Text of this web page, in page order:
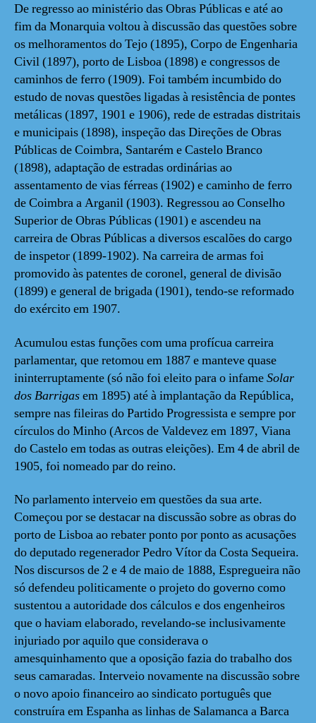
De regresso ao ministério das Obras Públicas e até ao
fim da Monarquia voltou à discussão das questões sobre
os melhoramentos do Tejo (1895), Corpo de Engenharia
Civil (1897), porto de Lisboa (1898) e congressos de
caminhos de ferro (1909). Foi também incumbido do
estudo de novas questões ligadas à resistência de pontes
metálicas (1897, 1901 e 1906), rede de estradas distritais
e municipais (1898), inspeção das Direções de Obras
Públicas de Coimbra, Santarém e Castelo Branco
(1898), adaptação de estradas ordinárias ao
assentamento de vias férreas (1902) e caminho de ferro
de Coimbra a Arganil (1903). Regressou ao Conselho
Superior de Obras Públicas (1901) e ascendeu na
carreira de Obras Públicas a diversos escalões do cargo
de inspetor (1899-1902). Na carreira de armas foi
promovido às patentes de coronel, general de divisão
(1899) e general de brigada (1901), tendo-se reformado
do exército em 1907.
Acumulou estas funções com uma profícua carreira
parlamentar, que retomou em 1887 e manteve quase
ininterruptamente (só não foi eleito para o infameSolar
dos Barrigasem 1895) até à implantação da República,
sempre nas fileiras do Partido Progressista e sempre por
círculos do Minho (Arcos de Valdevez em 1897, Viana
do Castelo em todas as outras eleições). Em 4 de abril de
1905, foi nomeado par do reino.
No parlamento interveio em questões da sua arte.
Começou por se destacar na discussão sobre as obras do
porto de Lisboa ao rebater ponto por ponto as acusações
do deputado regenerador Pedro Vítor da Costa Sequeira.
Nos discursos de 2 e 4 de maio de 1888, Espregueira não
só defendeu politicamente o projeto do governo como
sustentou a autoridade dos cálculos e dos engenheiros
que o haviam elaborado, revelando-se inclusivamente
injuriado por aquilo que considerava o
amesquinhamento que a oposição fazia do trabalho dos
seus camaradas. Interveio novamente na discussão sobre
o novo apoio financeiro ao sindicato português que
construíra em Espanha as linhas de Salamanca a Barca